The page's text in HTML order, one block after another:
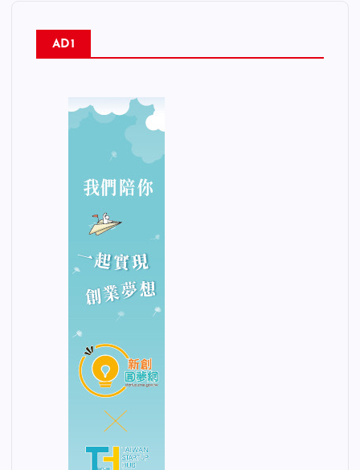
AD1